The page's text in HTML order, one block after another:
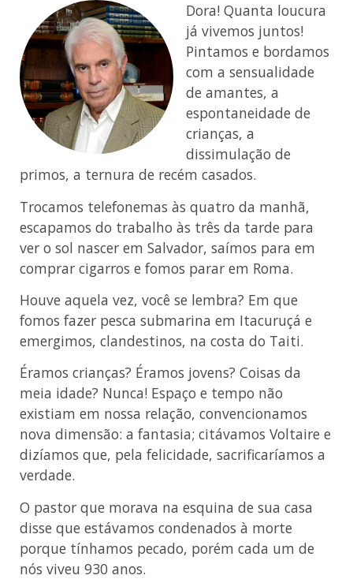
Dora! Quanta loucura
já vivemos juntos!
Pintamos e bordamos
com a sensualidade
de amantes, a
espontaneidade de
crianças, a
dissimulação de
primos, a ternura de recém casados.
Trocamos telefonemas às quatro da manhã,
escapamos do trabalho às três da tarde para
ver o sol nascer em Salvador, saímos para em
comprar cigarros e fomos parar em Roma.
Houve aquela vez, você se lembra? Em que
fomos fazer pesca submarina em Itacuruçá e
emergimos, clandestinos, na costa do Taiti.
Éramos crianças? Éramos jovens? Coisas da
meia idade? Nunca! Espaço e tempo não
existiam em nossa relação, convencionamos
nova dimensão: a fantasia; citávamos Voltaire e
dizíamos que, pela felicidade, sacrificaríamos a
verdade.
O pastor que morava na esquina de sua casa
disse que estávamos condenados à morte
porque tínhamos pecado, porém cada um de
nós viveu 930 anos.